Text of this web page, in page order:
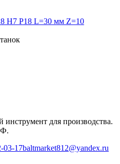
Н7 Р18 L=30 мм Z=10
для производства.
03-17baltmarket812@yandex.ru